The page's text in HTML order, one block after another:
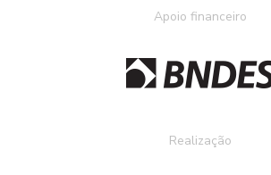
Apoio financeiro
Realização